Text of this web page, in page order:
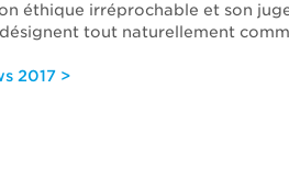
éthique irréprochable et son
tout naturellement
2017 >